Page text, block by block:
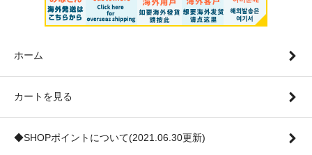
ホーム
カートを見る
◆SHOPポイントについて(2021.06.30更新)